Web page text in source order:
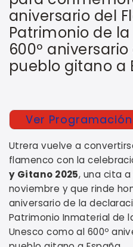
aniversario del
Patrimonio de
600º
pueblo gitano a
Ver Programación
Utrera vuelve a
flamenco con la
y Gitano 2025, una cita
noviembre y que rinde
aniversario de la
Patrimonio Inmaterial de
Unesco como al 600º